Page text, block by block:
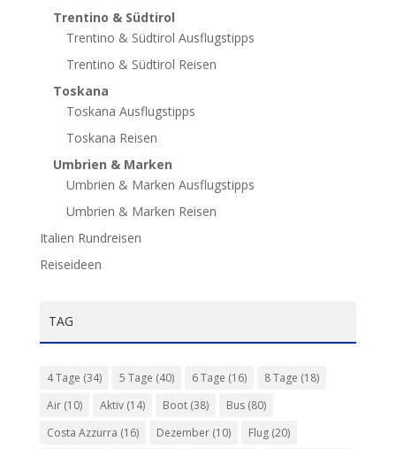
Trentino & Südtirol
Trentino & Südtirol Ausflugstipps
Trentino & Südtirol Reisen
Toskana
Toskana Ausflugstipps
Toskana Reisen
Umbrien & Marken
Umbrien & Marken Ausflugstipps
Umbrien & Marken Reisen
Italien Rundreisen
Reiseideen
TAG
4 Tage (34) 5 Tage (40) 6 Tage (16) 8 Tage (18)
Air(10) Aktiv(14) Boot(38) Bus(80)
Costa Azzurra (16) Dezember(10) Flug(20)